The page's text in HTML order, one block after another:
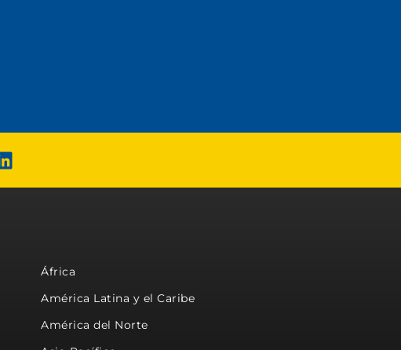
África
América Latina y el Caribe
América del Norte